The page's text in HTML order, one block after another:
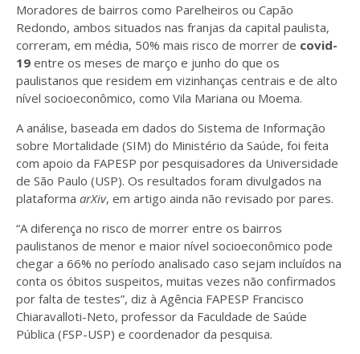
Moradores de bairros como Parelheiros ou Capão
Redondo, ambos situados nas franjas da capital paulista,
correram, em média, 50% mais risco de morrer de covid-
19 entre os meses de março e junho do que os
paulistanos que residem em vizinhanças centrais e de alto
nível socioeconômico, como Vila Mariana ou Moema.
A análise, baseada em dados do Sistema de Informação
sobre Mortalidade (SIM) do Ministério da Saúde, foi feita
com apoio da FAPESP por pesquisadores da Universidade
de São Paulo (USP). Os resultados foram divulgados na
plataforma arXiv, em artigo ainda não revisado por pares.
“A diferença no risco de morrer entre os bairros
paulistanos de menor e maior nível socioeconômico pode
chegar a 66% no período analisado caso sejam incluídos na
conta os óbitos suspeitos, muitas vezes não confirmados
por falta de testes”, diz à Agência FAPESP Francisco
Chiaravalloti-Neto, professor da Faculdade de Saúde
Pública (FSP-USP) e coordenador da pesquisa.